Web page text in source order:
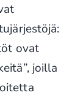
ovat
joilla